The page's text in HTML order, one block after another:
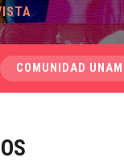
COMUNIDAD UNAM